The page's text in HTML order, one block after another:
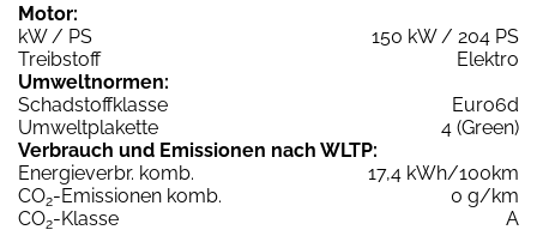
Motor:
kW / PS
150 kW / 204 PS
Treibstoff
Elektro
Umweltnormen:
Schadstoffklasse
Euro6d
Umweltplakette
4 (Green)
Verbrauch und Emissionen nach WLTP:
Energieverbr. komb.
17,4 kWh/100km
CO2-Emissionen komb.
0 g/km
CO2-Klasse
A